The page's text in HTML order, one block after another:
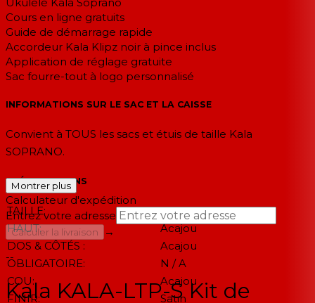
Ukulélé Kala Soprano
Cours en ligne gratuits
Guide de démarrage rapide
Accordeur Kala Klipz noir à pince inclus
Application de réglage gratuite
Sac fourre-tout à logo personnalisé
INFORMATIONS SUR LE SAC ET LA CAISSE
Convient à TOUS les sacs et étuis de taille Kala
SOPRANO.
SPÉCIFICATIONS
TAILLE:
Soprano
HAUT:
Acajou
DOS & CÔTÉS :
Acajou
OBLIGATOIRE:
N / A
COU:
Acajou
FINIR:
Satin
Montrer plus
Calculateur d'expédition
Entrez votre adresse
Calculer la livraison
→
--
Kala KALA-LTP-S Kit de